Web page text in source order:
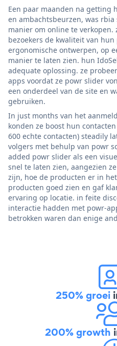
Een paar maanden na getting
en ambachtsbeurzen, was rbia
manier om online te
bezoekers de kwaliteit van
ergonomische ontwerpen, op
manier te laten zien. hun
adequate oplossing. ze
apps voordat ze powr slider
een onderdeel van de site en
gebruiken.
In just months van het
konden ze boost hun
600 echte contacten) steadily
volgers met behulp van powr
added powr slider als een
snel te laten zien, aangezien
zijn, hoe de producten er in
producten goed zien en gaf
ervaring op locatie. in feite
interactie hadden met powr-
betrokken waren dan enige
250% groei
200% growth